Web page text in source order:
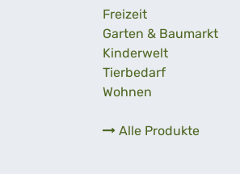
Freizeit
Garten & Baumarkt
Kinderwelt
Tierbedarf
Wohnen
Alle Produkte